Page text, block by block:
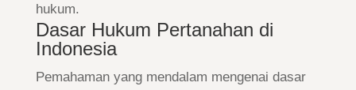
hukum.
Dasar Hukum Pertanahan di
Indonesia
Pemahaman yang mendalam mengenai dasar